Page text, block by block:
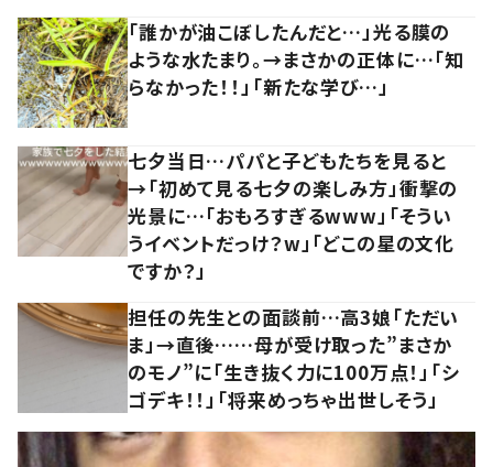
「誰かが油こぼしたんだと…」光る膜の
ような水たまり。→まさかの正体に…「知
らなかった！！」「新たな学び…」
七夕当日…パパと子どもたちを見ると
→「初めて見る七夕の楽しみ方」衝撃の
光景に…「おもろすぎるwww」「そうい
うイベントだっけ？w」「どこの星の文化
ですか？」
担任の先生との面談前…高3娘「ただい
ま」→直後……母が受け取った”まさか
のモノ”に「生き抜く力に100万点！」「シ
ゴデキ！！」「将来めっちゃ出世しそう」